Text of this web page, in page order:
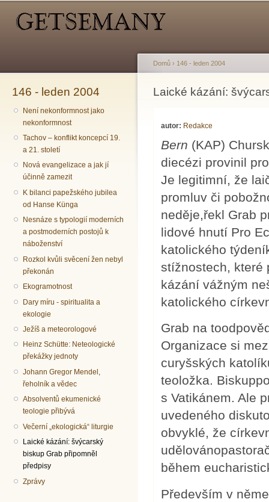
146 - leden 2004
Není nekonformnost jako
nekonformnost
Tachov – konflikt koncepcí 19.
a 21. století
Nová evangelizace a jak jí
účinně zamezit
K bilanci papežského jubilea
od Hanse Künga
Nesnáze s typologií moderních
a postmoderních postojů k
náboženství
Rozkol kvůli svěcení žen nebyl
překonán
Ekogramotnost
Dary míru - spiritualita a
ekologie
Ježíš a meteorologové
Heinz Schütte: Neteologické
překážky jednoty
Johann Gregor Mendel,
řeholník a vědec
Absolventů ekumenické
teologie přibývá
Večerní „ekologická“ liturgie
Laické kázání: švýcarský
biskup Grab připomněl
předpisy
Zprávy
Jste zde
Domů › 146 - leden 2004
Laické kázání:
autor: Redakce
Bern (KAP)
diecézi provinil
Je legitimní, že
promluv či
neděje,řekl Grab
lidové hnutí Pro
katolického
stížnostech, které
kázání vážným
katolického
Grab na
Organizace si
curyšských
teoložka.
s Vatikánem. Ale
uvedeného
obvyklé, že
během
Především v